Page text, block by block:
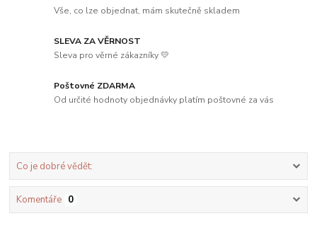
Vše, co lze objednat, mám skutečně skladem
SLEVA ZA VĚRNOST
Sleva pro věrné zákazníky 💛
Poštovné ZDARMA
Od určité hodnoty objednávky platím poštovné za vás
Co je dobré vědět:
Komentáře 0